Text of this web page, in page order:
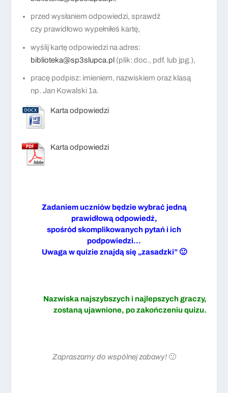
przed wysłaniem odpowiedzi, sprawdź
czy prawidłowo wypełniłeś kartę,
wyślij kartę odpowiedzi na adres:
biblioteka@sp3slupca.pl (plik: doc., pdf. lub jpg.),
pracę podpisz: imieniem, nazwiskiem oraz klasą
np. Jan Kowalski 1a.
Karta odpowiedzi
Karta odpowiedzi
Zadaniem uczniów będzie wybrać jedną
prawidłową odpowiedź,
spośród skomplikowanych pytań i ich
podpowiedzi…
Uwaga w quizie znajdą się „zasadzki” 🙂
Nazwiska najszybszych i najlepszych graczy,
zostaną ujawnione, po zakończeniu quizu.
Zapraszamy do wspólnej zabawy!🙂